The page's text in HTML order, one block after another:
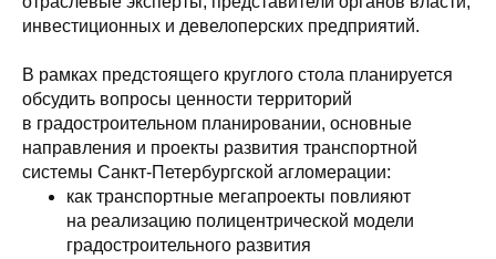
инвестиционных и девелоперских предприятий.
В рамках предстоящего круглого стола планируется
обсудить вопросы ценности территорий
в градостроительном планировании, основные
направления и проекты развития транспортной
системы Санкт-Петербургской агломерации:
как транспортные мегапроекты повлияют
на реализацию полицентрической модели
градостроительного развития